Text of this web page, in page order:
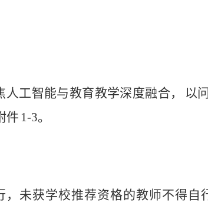
人工智能与教育教学深度融合， 以
件 1-3。
，未获学校推荐资格的教师不得自